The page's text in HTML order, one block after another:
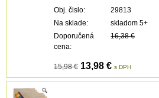
Obj. čislo:
29813
Na sklade:
skladom 5+
Doporučená
cena:
16,38 €
15,98 € 13,98 € s DPH